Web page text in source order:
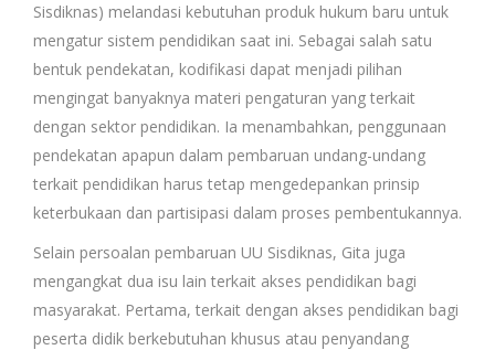
Sisdiknas) melandasi kebutuhan produk hukum baru untuk
mengatur sistem pendidikan saat ini. Sebagai salah satu
bentuk pendekatan, kodifikasi dapat menjadi pilihan
mengingat banyaknya materi pengaturan yang terkait
dengan sektor pendidikan. Ia menambahkan, penggunaan
pendekatan apapun dalam pembaruan undang-undang
terkait pendidikan harus tetap mengedepankan prinsip
keterbukaan dan partisipasi dalam proses pembentukannya.
Selain persoalan pembaruan UU Sisdiknas, Gita juga
mengangkat dua isu lain terkait akses pendidikan bagi
masyarakat. Pertama, terkait dengan akses pendidikan bagi
peserta didik berkebutuhan khusus atau penyandang